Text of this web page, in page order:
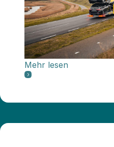
Mehr lesen